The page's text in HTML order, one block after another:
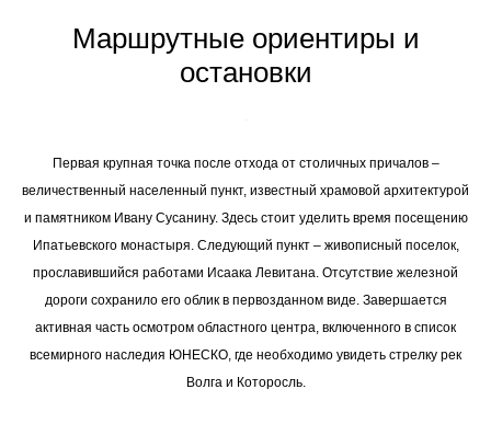
Маршрутные ориентиры и
остановки
Первая крупная точка после отхода от столичных причалов –
величественный населенный пункт, известный храмовой архитектурой
и памятником Ивану Сусанину. Здесь стоит уделить время посещению
Ипатьевского монастыря. Следующий пункт – живописный поселок,
прославившийся работами Исаака Левитана. Отсутствие железной
дороги сохранило его облик в первозданном виде. Завершается
активная часть осмотром областного центра, включенного в список
всемирного наследия ЮНЕСКО, где необходимо увидеть стрелку рек
Волга и Которосль.